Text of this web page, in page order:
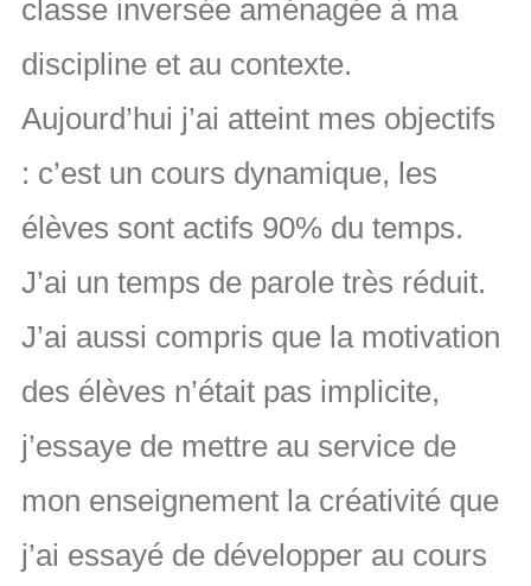
classe inversée aménagée à ma
discipline et au contexte.
Aujourd’hui j’ai atteint mes objectifs
: c’est un cours dynamique, les
élèves sont actifs 90% du temps.
J’ai un temps de parole très réduit.
J’ai aussi compris que la motivation
des élèves n’était pas implicite,
j’essaye de mettre au service de
mon enseignement la créativité que
j’ai essayé de développer au cours